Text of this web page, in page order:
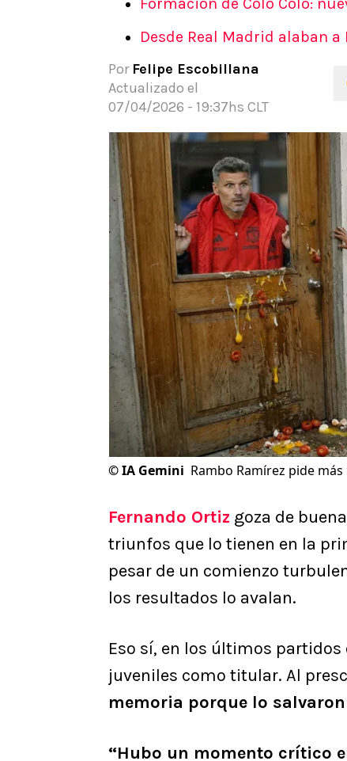
Pronósticos
Apuestas Mundial 2026
Desde Real Madrid alaban
Por Felipe Escobillana
Actualizado el
07/04/2026 - 19:37hs CLT
©IA Gemini Rambo Ramírez pide
Fernando Ortiz goza de
triunfos que lo tienen en la
pesar de un comienzo
los resultados lo avalan.
Eso sí, en los últimos
juveniles como titular. Al
memoria porque lo
“Hubo un momento crítico